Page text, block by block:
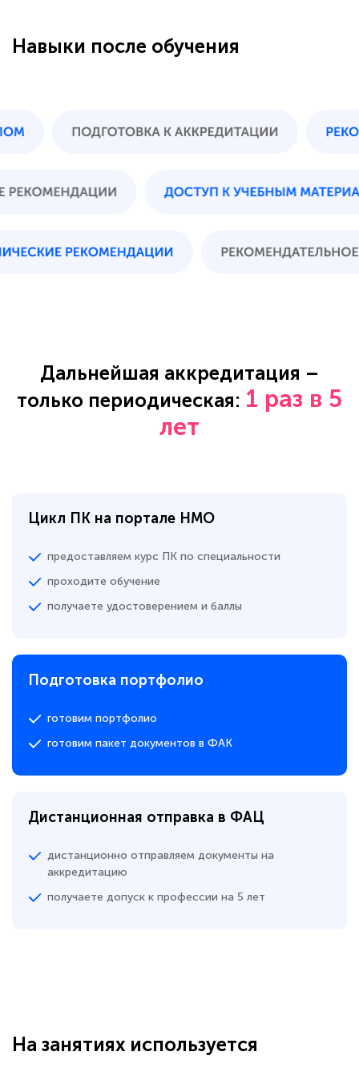
Навыки после обучения
Дальнейшая аккредитация –
только периодическая: 1 раз в 5
лет
Цикл ПК на портале НМО
предоставляем курс ПК по специальности
проходите обучение
получаете удостоверением и баллы
Подготовка портфолио
готовим портфолио
готовим пакет документов в ФАК
Дистанционная отправка в ФАЦ
дистанционно отправляем документы на
аккредитацию
получаете допуск к профессии на 5 лет
На занятиях используется